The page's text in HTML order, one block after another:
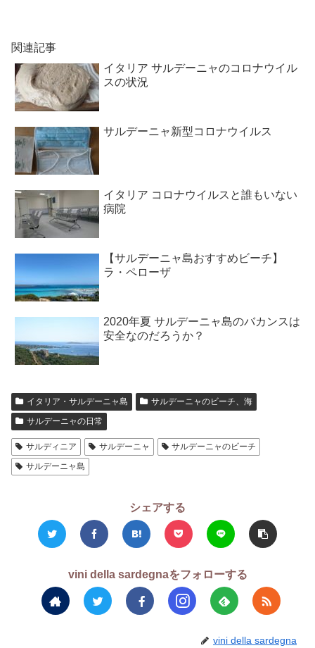
関連記事
イタリア サルデーニャのコロナウイル
スの状況
サルデーニャ新型コロナウイルス
イタリア コロナウイルスと誰もいない
病院
【サルデーニャ島おすすめビーチ】
ラ・ペローザ
2020年夏 サルデーニャ島のバカンスは
安全なのだろうか？
イタリア・サルデーニャ島
サルデーニャのビーチ、海
サルデーニャの日常
サルディニア サルデーニャ
サルデーニャのビーチ
サルデーニャ島
シェアする
vini della sardegnaをフォローする
vini della sardegna